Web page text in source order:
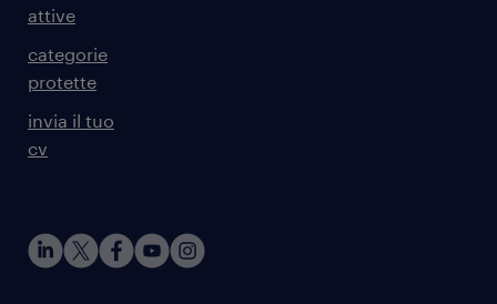
attive
categorie
protette
invia il tuo
cv